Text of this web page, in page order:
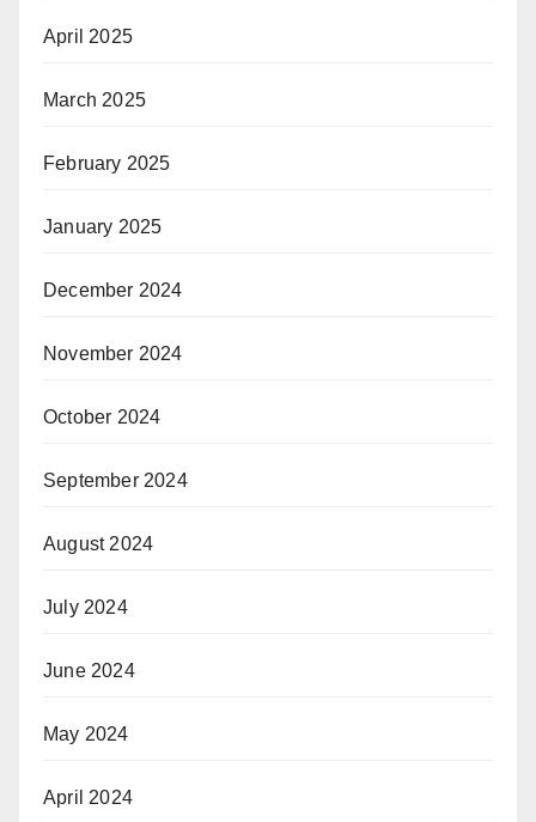
April 2025
March 2025
February 2025
January 2025
December 2024
November 2024
October 2024
September 2024
August 2024
July 2024
June 2024
May 2024
April 2024